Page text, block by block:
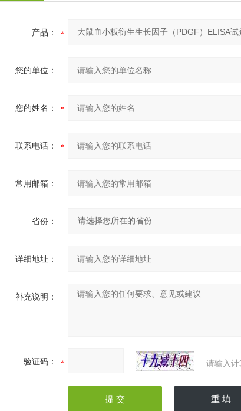
产品：
您的单位：
您的姓名：
联系电话：
常用邮箱：
省份：
详细地址：
补充说明：
验证码： 请输入